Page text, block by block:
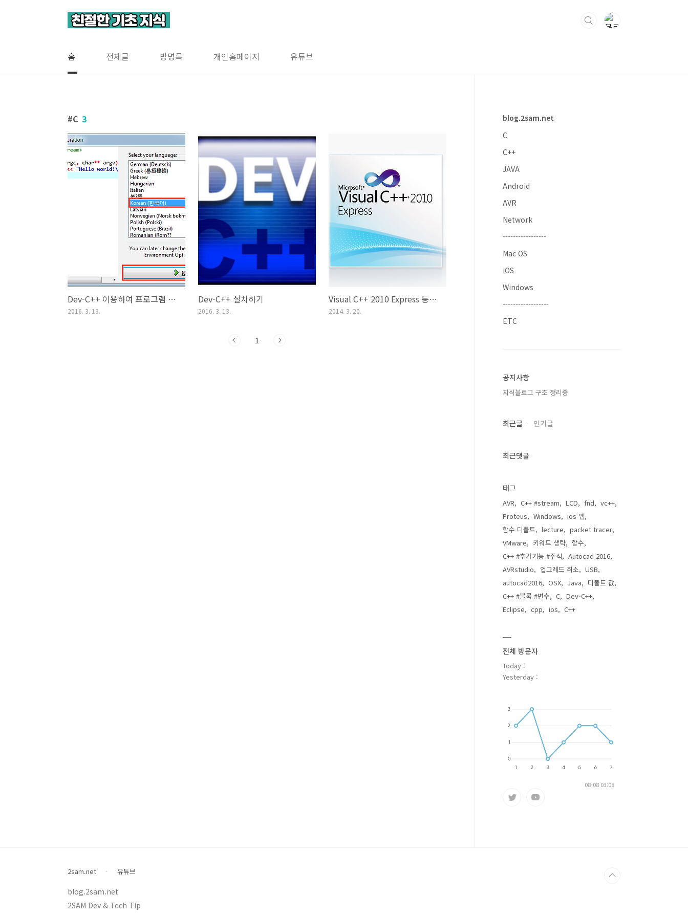
홈 전체글 방명록 개인홈페이지 유튜브
C 3
Dev-C++ 이용하여 프로그램 작성하기
2016. 3. 13.
Dev-C++ 설치하기
2016. 3. 13.
Visual C++ 2010 Express 등록 키 받기
2014. 3. 20.
1
blog.2sam.net
C
C++
JAVA
Android
AVR
Network
-----------------
Mac OS
iOS
Windows
------------------
ETC
공지사항
지식블로그 구조 정리중
최근글 인기글
최근댓글
태그
AVR C++ #stream LCD fnd
vc++
Proteus
Windows
ios 앱
함수 디폴트
lecture
packet tracer
VMware
키워드 생략
함수
C++ #추가기능 #주석
Autocad 2016
AVRstudio
업그레드 취소
USB
autocad2016
OSX Java
디폴트 값
C++ #블록 #변수
C
Dev-C++
Eclipse
cpp ios C++
전체 방문자
Today :
Yesterday :
08-08 03:08
2sam.net 유튜브
blog.2sam.net
2SAM Dev & Tech Tip